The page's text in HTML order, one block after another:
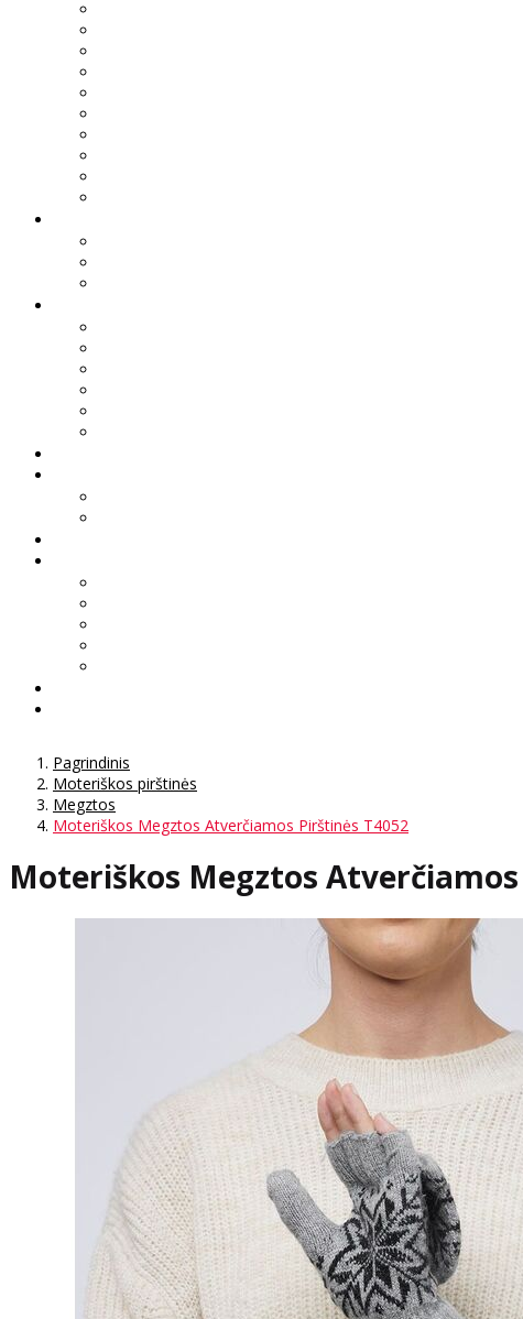
Pagrindinis
Moteriškos pirštinės
Megztos
Moteriškos Megztos Atverčiamos Pirštinės T4052
Moteriškos Megztos